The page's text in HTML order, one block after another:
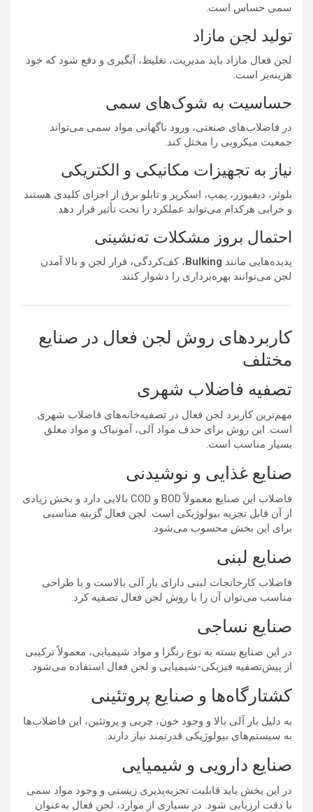
سمی حساس است.
تولید لجن مازاد
لجن فعال مازاد باید مدیریت، تغلیظ، آبگیری و دفع شود که خود
هزینه‌بر است.
حساسیت به شوک‌های سمی
در فاضلاب‌های صنعتی، ورود ناگهانی مواد سمی می‌تواند
جمعیت میکروبی را مختل کند.
نیاز به تجهیزات مکانیکی و الکتریکی
بلوئر، دیفیوزر، پمپ، اسکرپر و تابلو برق از اجزای کلیدی هستند
و خرابی هرکدام می‌تواند عملکرد را تحت تأثیر قرار دهد.
احتمال بروز مشکلات ته‌نشینی
پدیده‌هایی مانند Bulking، کف‌کردگی، فرار لجن و بالا آمدن
لجن می‌توانند بهره‌برداری را دشوار کنند.
کاربردهای روش لجن فعال در صنایع
مختلف
تصفیه فاضلاب شهری
مهم‌ترین کاربرد لجن فعال در تصفیه‌خانه‌های فاضلاب شهری
است. این روش برای حذف مواد آلی، آمونیاک و مواد معلق
بسیار مناسب است.
صنایع غذایی و نوشیدنی
فاضلاب این صنایع معمولاً BOD و COD بالایی دارد و بخش زیادی
از آن قابل تجزیه بیولوژیکی است. لجن فعال گزینه مناسبی
برای این بخش محسوب می‌شود.
صنایع لبنی
فاضلاب کارخانجات لبنی دارای بار آلی بالاست و با طراحی
مناسب می‌توان آن را با روش لجن فعال تصفیه کرد.
صنایع نساجی
در این صنایع بسته به نوع رنگزا و مواد شیمیایی، معمولاً ترکیبی
از پیش‌تصفیه فیزیکی-شیمیایی و لجن فعال استفاده می‌شود.
کشتارگاه‌ها و صنایع پروتئینی
به دلیل بار آلی بالا و وجود خون، چربی و پروتئین، این فاضلاب‌ها
به سیستم‌های بیولوژیکی قدرتمند نیاز دارند.
صنایع دارویی و شیمیایی
در این بخش باید قابلیت تجزیه‌پذیری زیستی و وجود مواد سمی
با دقت ارزیابی شود. در بسیاری از موارد، لجن فعال به‌عنوان